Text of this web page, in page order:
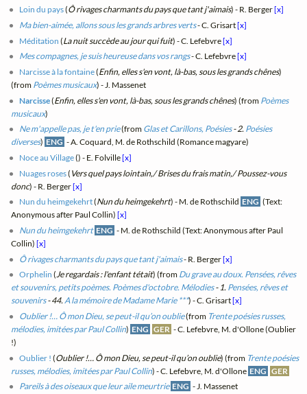
Loin du pays(Ô rivages charmants du pays que tant j'aimais) - R. Berger[x]
Ma bien-aimée, allons sous les grands arbres verts- C. Grisart[x]
Méditation (La nuit succède au jour qui fuit) - C. Lefebvre[x]
Mes compagnes, je suis heureuse dans vos rangs- C. Lefebvre[x]
Narcisse à la fontaine(Enfin, elles s'en vont, là-bas, sous les grands chênes)
(from Poèmes musicaux) - J. Massenet
Narcisse(Enfin, elles s'en vont, là-bas, sous les grands chênes) (from Poèmes
musicaux)
Ne m'appelle pas, je t'en prie(from Glas et Carillons, Poésies- 2. Poésies
diverses) ENG - A. Coquard, M. de Rothschild (Romance magyare)
Noce au Village() - E. Folville[x]
Nuages roses( Vers quel pays lointain,/ Brises du frais matin,/ Poussez-vous
donc) - R. Berger[x]
Nun du heimgekehrt(Nun du heimgekehrt) - M. de Rothschild ENG (Text:
Anonymous after Paul Collin)[x]
Nun du heimgekehrt ENG - M. de Rothschild (Text: Anonymous after Paul
Collin)[x]
Ô rivages charmants du pays que tant j'aimais- R. Berger[x]
Orphelin (Je regardais : l'enfant tétait) (from Du grave au doux. Pensées, rêves
et souvenirs, petits poèmes. Poèmes d'octobre. Mélodies- 1. Pensées, rêves et
souvenirs- 44.A la mémoire de Madame Marie ***) - C. Grisart[x]
Oublier !… Ô mon Dieu, se peut-il qu’on oublie(from Trente poésies russes,
mélodies, imitées par Paul Collin) ENG GER - C. Lefebvre, M. d'Ollone (Oublier
!)
Oublier ! (Oublier !… Ô mon Dieu, se peut-il qu’on oublie) (from Trente poésies
russes, mélodies, imitées par Paul Collin) - C. Lefebvre, M. d'Ollone ENG GER
Pareils à des oiseaux que leur aile meurtrie ENG - J. Massenet